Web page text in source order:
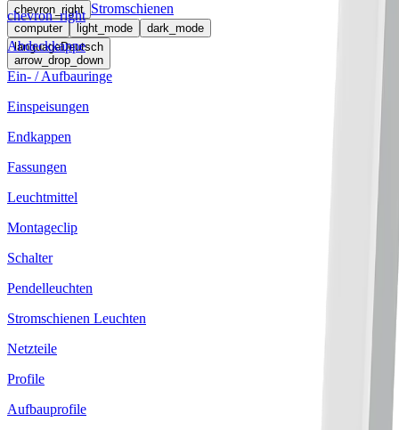
chevron_right Stromschienen
computer light_mode
dark_mode
languageDeutsch
arrow_drop_down
chevron_right
Abdeckkappe
Ein- / Aufbauringe
Einspeisungen
Endkappen
Fassungen
Leuchtmittel
Montageclip
Schalter
Pendelleuchten
Stromschienen Leuchten
Netzteile
Profile
Aufbauprofile